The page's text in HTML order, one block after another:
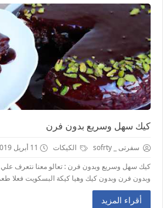
كيك سهل وسريع بدون فرن
سفرتى _ sofrty الكيكات
11 أبريل 2019
كيك سهل وسريع وبدون فرن : تعالو معنا نتعرف
وبدون فرن وبدون كيك وهيا كيكة البسكويت فعلا
أقراء المزيد